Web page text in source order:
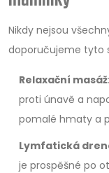
Nikdy nejsou
doporučujeme tyto
Relaxační
proti únavě a
pomalé hmaty a
Lymfatická
je prospěšné po